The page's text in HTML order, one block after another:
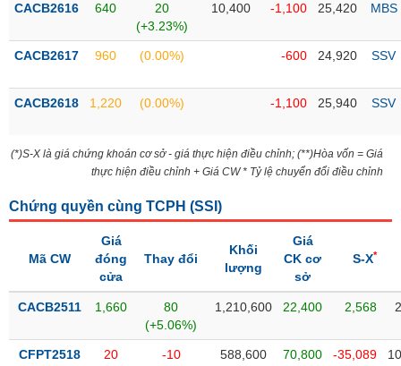
Giao
Tài
Phân
sơ
tức
sự
CACB2616 640
20
(+3.23%)
10,400 -1,100 25,420 MBS
CACB2617 960 (0.00%) -600 24,920 SSV
CACB2618 1,220 (0.00%) -1,100 25,940 SSV
(*)S-X là giá chứng khoán cơ sở - giá thực hiện điều chỉnh; (**)Hòa vốn = Giá
thực hiện điều chỉnh + Giá CW * Tỷ lệ chuyển đổi điều chỉnh
Chứng quyền cùng TCPH (SSI )
Mã CW
Giá
đóng
cửa
Thay đổi
Khối
lượng
Giá
CK cơ
sở
S-X*
CACB2511 1,660
80
(+5.06%)
1,210,600 22,400 2,568
CFPT2518 20
-10
588,600 70,800 -35,089
NGUYÊN
VẬT
NGHIỆP